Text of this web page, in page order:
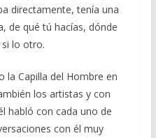
directamente, tenía una
de qué tú hacías, dónde
lo otro.
la Capilla del Hombre en
los artistas y con
habló con cada uno de
con él muy